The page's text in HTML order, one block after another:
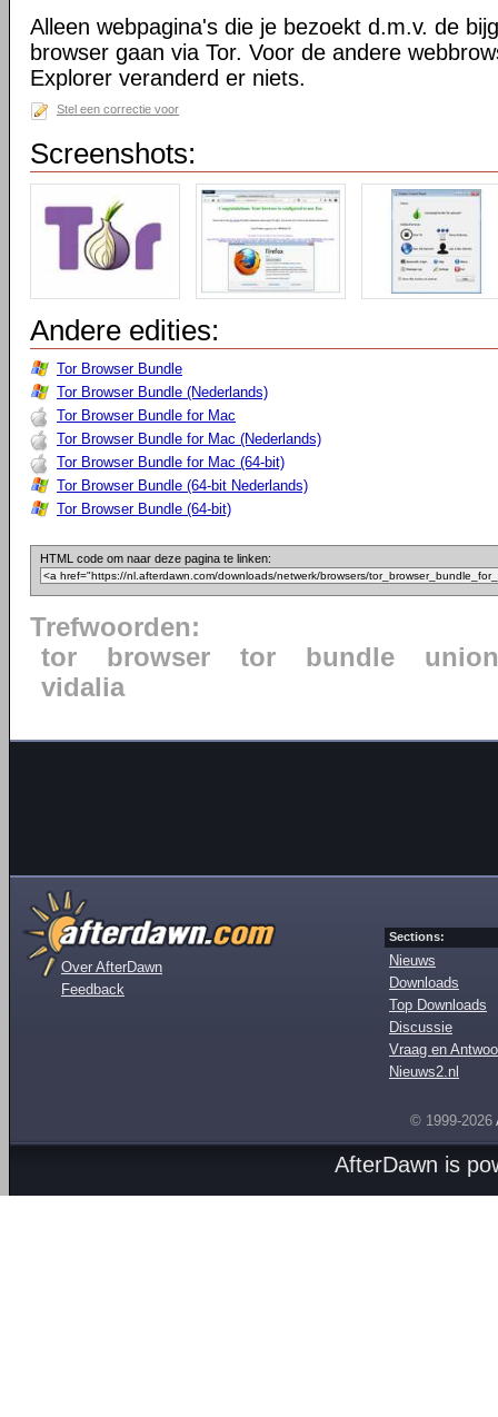
Alleen webpagina's die je bezoekt d.m.v. de
browser gaan via Tor. Voor de andere
Explorer veranderd er niets.
Stel een correctie voor
Screenshots:
Andere edities:
Tor Browser Bundle
Tor Browser Bundle (Nederlands)
Tor Browser Bundle for Mac
Tor Browser Bundle for Mac (Nederlands)
Tor Browser Bundle for Mac (64-bit)
Tor Browser Bundle (64-bit Nederlands)
Tor Browser Bundle (64-bit)
HTML code om naar deze pagina te linken:
Trefwoorden:
tor
browser tor bundle
union
vidalia
Over AfterDawn
Feedback
Sections:
Nieuws
Downloads
Top Downloads
Discussie
Vraag en
Nieuws2.nl
© 1999-2026
AfterDawn is